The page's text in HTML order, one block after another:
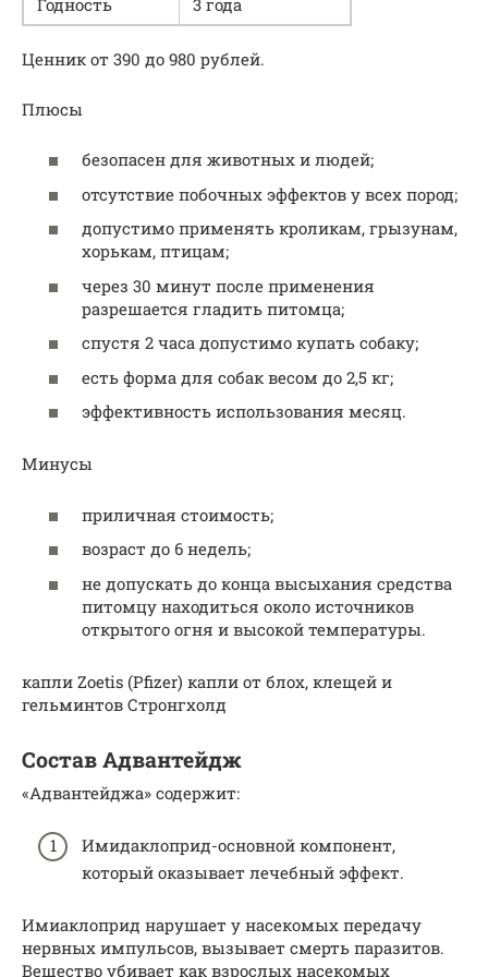
Ценник от 390 до 980 рублей.
Плюсы
безопасен для животных и людей;
отсутствие побочных эффектов у всех пород;
допустимо применять кроликам, грызунам,
хорькам, птицам;
через 30 минут после применения
разрешается гладить питомца;
спустя 2 часа допустимо купать собаку;
есть форма для собак весом до 2,5 кг;
эффективность использования месяц.
Минусы
приличная стоимость;
возраст до 6 недель;
не допускать до конца высыхания средства
питомцу находиться около источников
открытого огня и высокой температуры.
капли Zoetis (Pfizer) капли от блох, клещей и
гельминтов Стронгхолд
Состав Адвантейдж
«Адвантейджа» содержит:
Имидаклоприд-основной компонент,
который оказывает лечебный эффект.
Имиаклоприд нарушает у насекомых передачу
нервных импульсов, вызывает смерть паразитов.
Вещество убивает как взрослых насекомых